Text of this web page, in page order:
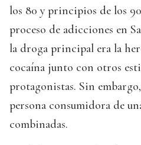
los 80 y principios de los
proceso de adicciones en
la droga principal era la
cocaína junto con otros
protagonistas. Sin
persona consumidora de
combinadas.